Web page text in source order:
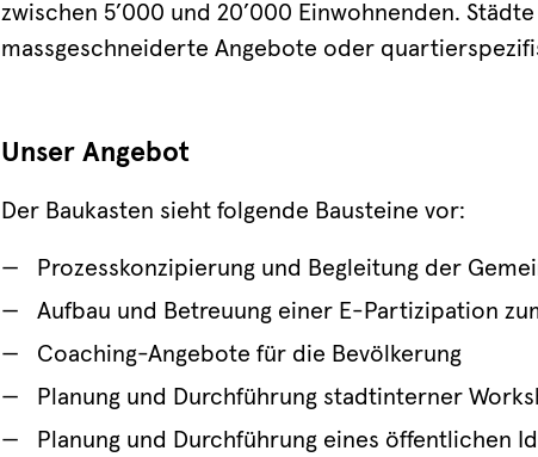
zwischen 5’000 und 20’000 Einwohnenden.
massgeschneiderte Angebote oder
Unser Angebot
Der Baukasten sieht folgende Bausteine vor:
Prozesskonzipierung und Begleitung der
Aufbau und Betreuung einer E-Partizipation
Coaching-Angebote für die Bevölkerung
Planung und Durchführung stadtinterner
Planung und Durchführung eines öffentlichen